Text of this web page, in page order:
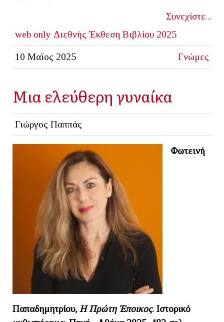
Συνεχίστε...
web only Διεθνής Έκθεση Βιβλίου 2025
10 Μαϊος 2025 Γνώμες
Μια ελεύθερη γυναίκα
Γιώργος Παππάς
Φωτεινή
Παπαδημητρίου, Η Πρώτη Έποικος. Ιστορικό